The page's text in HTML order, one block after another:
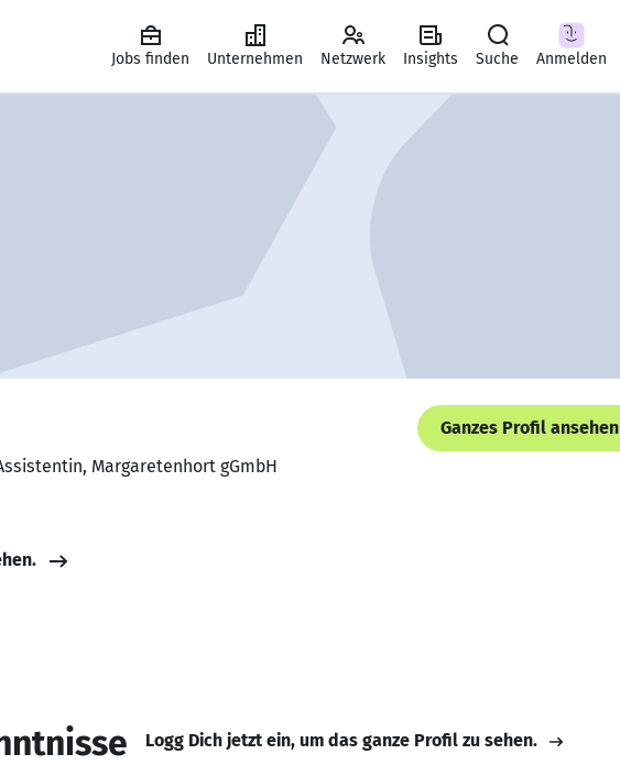
Jobs finden Unternehmen Netzwerk Insights Suche Anmelden
Ganzes Profil ansehen
Margaretenhort gGmbH
Logg Dich jetzt ein, um das ganze Profil zu sehen.